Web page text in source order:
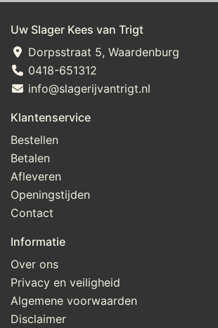
Uw Slager Kees van Trigt
Dorpsstraat 5, Waardenburg
0418-651312
info@slagerijvantrigt.nl
Klantenservice
Bestellen
Betalen
Afleveren
Openingstijden
Contact
Informatie
Over ons
Privacy en veiligheid
Algemene voorwaarden
Disclaimer